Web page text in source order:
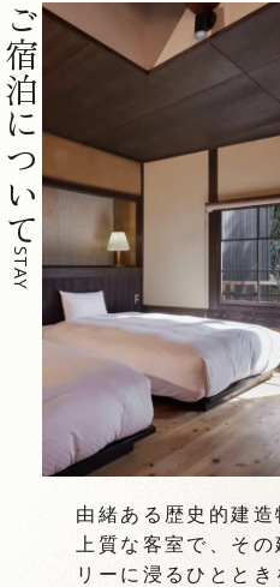
ついて
STAY
由緒ある歴史的建造
上質な客室で、そ
リーに浸るひととき